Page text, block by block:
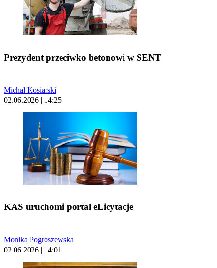
Prezydent przeciwko betonowi w SENT
Michał Kosiarski
02.06.2026 | 14:25
KAS uruchomi portal eLicytacje
Monika Pogroszewska
02.06.2026 | 14:01